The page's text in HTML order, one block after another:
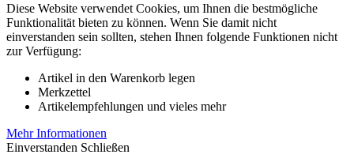
Diese Website verwendet Cookies, um Ihnen die bestmögliche
Funktionalität bieten zu können. Wenn Sie damit nicht
einverstanden sein sollten, stehen Ihnen folgende Funktionen nicht
zur Verfügung:
Artikel in den Warenkorb legen
Merkzettel
Artikelempfehlungen und vieles mehr
Mehr Informationen
Einverstanden Schließen